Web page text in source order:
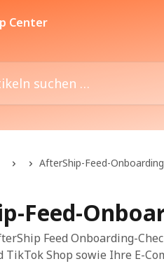
…
AfterShip-Feed-
Feed-
Feed Onboarding-
Shop sowie Ihre E-